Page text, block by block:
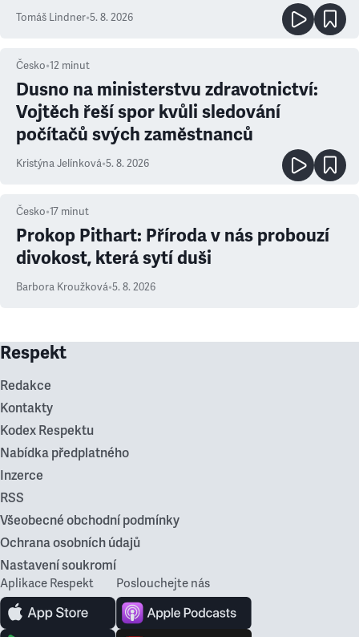
Tomáš Lindner•5. 8. 2026
Česko•12 minut
Dusno na ministerstvu zdravotnictví:
Vojtěch řeší spor kvůli sledování
počítačů svých zaměstnanců
Kristýna Jelínková•5. 8. 2026
Česko•17 minut
Prokop Pithart: Příroda v nás probouzí
divokost, která sytí duši
Barbora Kroužková•5. 8. 2026
Respekt
Redakce
Kontakty
Kodex Respektu
Nabídka předplatného
Inzerce
RSS
Všeobecné obchodní podmínky
Ochrana osobních údajů
Nastavení soukromí
Aplikace Respekt Poslouchejte nás